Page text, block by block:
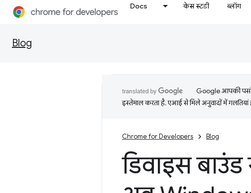
Docs केस स्टडी ब्लॉग
Blog
Google आपकी
इस्तेमाल करता है. एआई से मिले अनुवादों में
Chrome for Developers Blog
डिवाइस